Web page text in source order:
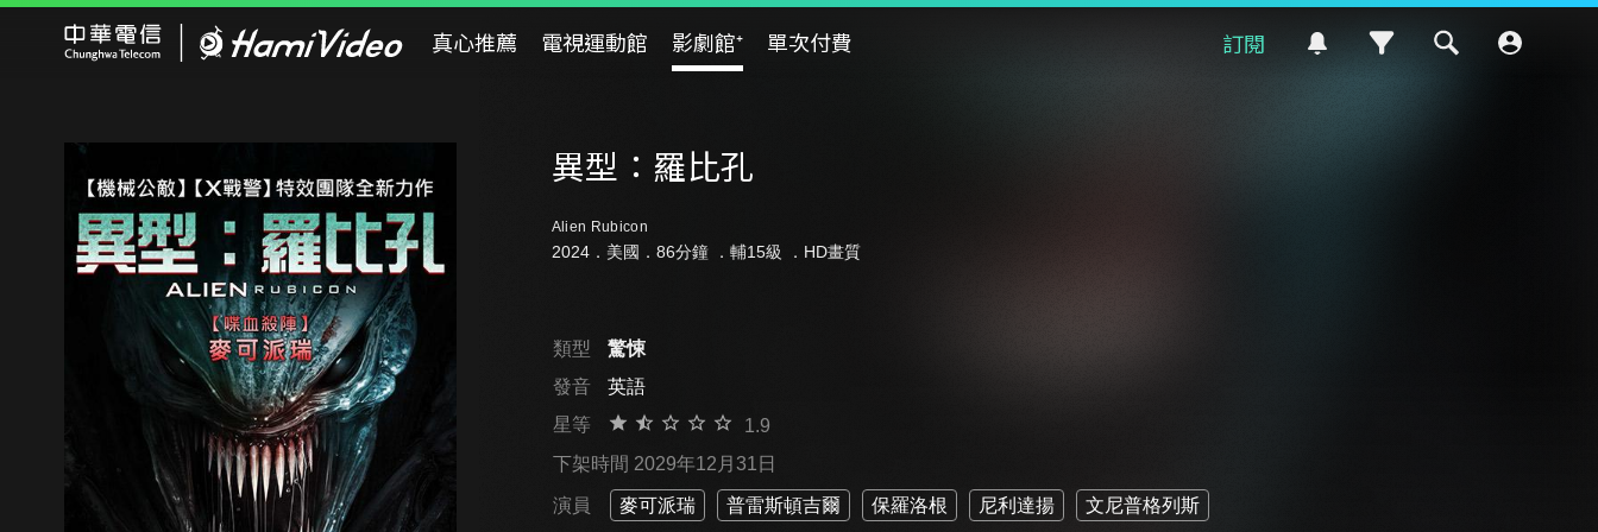
真心推薦 電視運動館 影劇館⁺ 單次付費 訂閱
異型：羅比孔
Alien Rubicon
2024．美國．86分鐘 ． 輔15級 ．HD畫質
類型
驚悚
發音
英語
星等
1.9
下架時間 2029年12月31日
演員 麥可派瑞 普雷斯頓吉爾 保羅洛根 尼利達揚 文尼普格列斯